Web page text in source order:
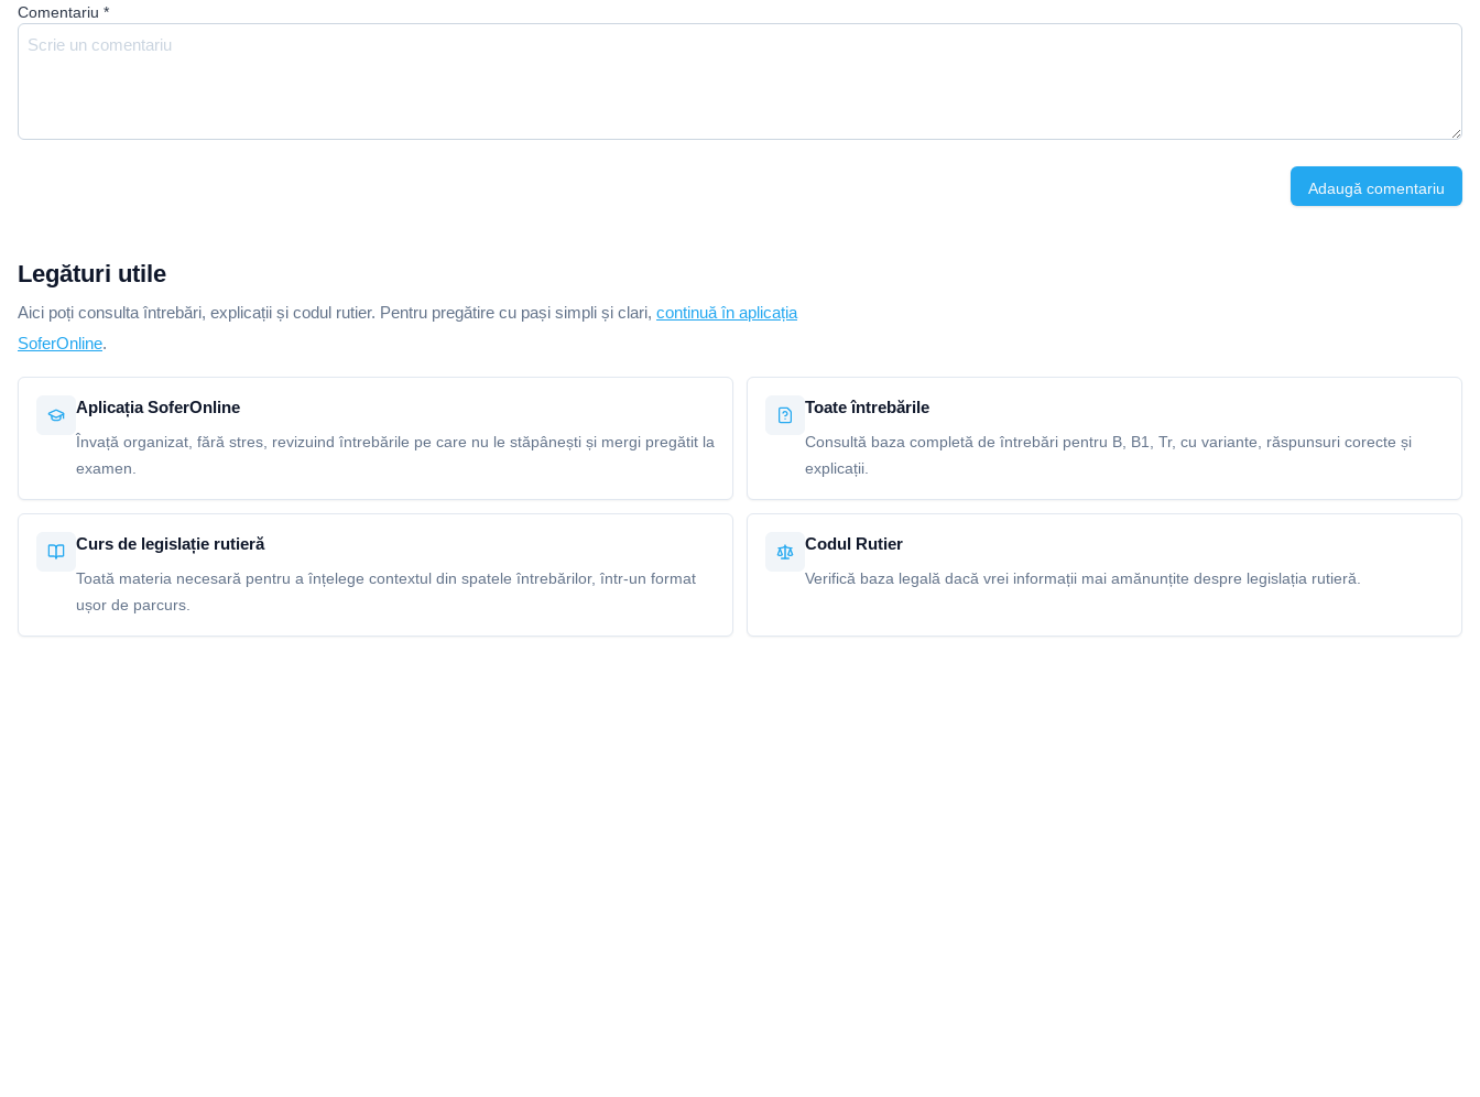
Comentariu *
Adaugă comentariu
Legături utile
Aici poți consulta întrebări, explicații și codul rutier. Pentru pregătire cu pași simpli și clari, continuă în aplicația
SoferOnline.
Aplicația SoferOnline
Învață organizat, fără stres, revizuind întrebările pe care nu le stăpânești și mergi pregătit la
examen.
Toate întrebările
Consultă baza completă de întrebări pentru B, B1, Tr, cu variante, răspunsuri corecte și
explicații.
Curs de legislație rutieră
Toată materia necesară pentru a înțelege contextul din spatele întrebărilor, într-un format
ușor de parcurs.
Codul Rutier
Verifică baza legală dacă vrei informații mai amănunțite despre legislația rutieră.